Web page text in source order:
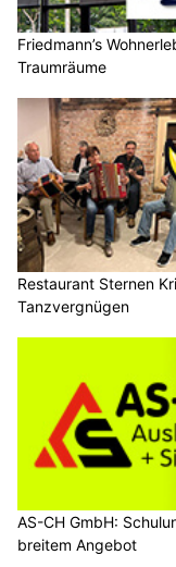
Friedmann’s
Traumräume
Restaurant Sternen
Tanzvergnügen
AS-CH GmbH:
breitem Angebot